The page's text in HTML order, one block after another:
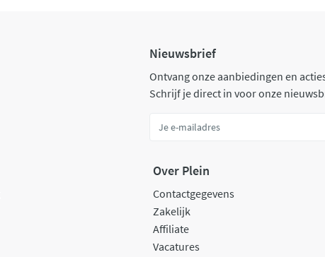
Nieuwsbrief
Ontvang onze aanbiedingen en
Schrijf je direct in voor onze
Over Plein
Contactgegevens
Zakelijk
Affiliate
Vacatures